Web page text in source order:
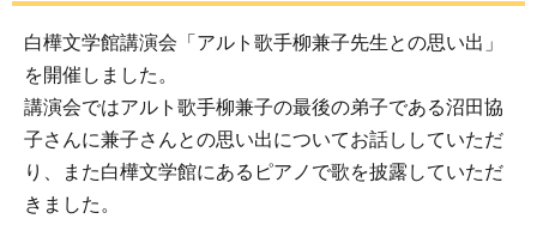
白樺文学館講演会「アルト歌手柳兼子先生との思い出」
を開催しました。
講演会ではアルト歌手柳兼子の最後の弟子である沼田協
子さんに兼子さんとの思い出についてお話ししていただ
り、また白樺文学館にあるピアノで歌を披露していただ
きました。